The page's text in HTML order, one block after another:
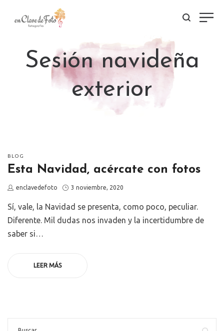
Sesión navideña
exterior
POSTED
IN
BLOG
Esta Navidad, acércate con fotos
by
enclavedefoto
Posted
3 noviembre, 2020
Sí, vale, la Navidad se presenta, como poco, peculiar.
Diferente. Mil dudas nos invaden y la incertidumbre de
saber si…
LEER MÁS